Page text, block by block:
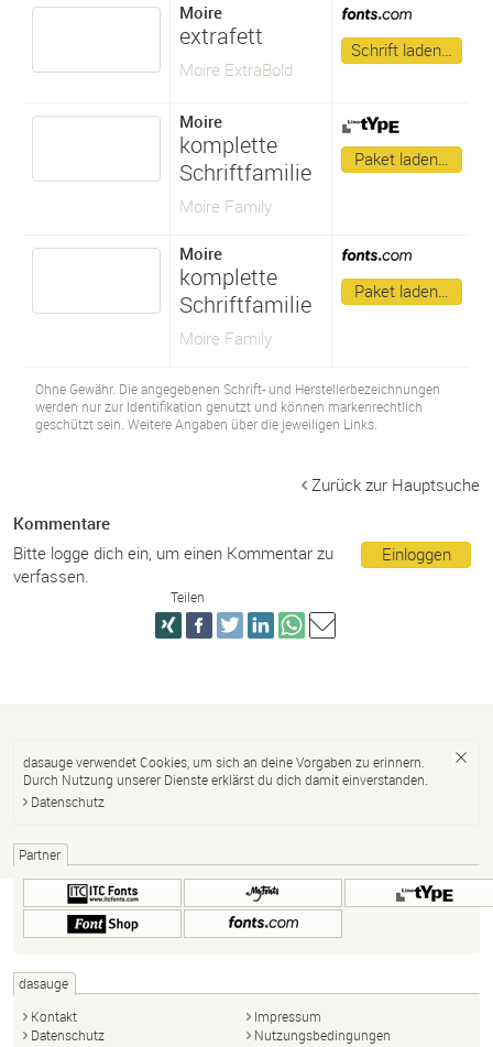
Moire
extrafett
Moire ExtraBold
Schrift laden…
Moire
komplette
Schriftfamilie
Moire Family
Paket laden…
Moire
komplette
Schriftfamilie
Moire Family
Paket laden…
Ohne Gewähr. Die angegebenen Schrift- und Herstellerbezeichnungen
werden nur zur Identifikation genutzt und können markenrechtlich
geschützt sein. Weitere Angaben über die jeweiligen Links.
Zurück zur Hauptsuche
Kommentare
Einloggen
Bitte logge dich ein, um einen Kommentar zu
verfassen.
Teilen
dasauge verwendet Cookies, um sich an deine Vorgaben zu erinnern.
Durch Nutzung unserer Dienste erklärst du dich damit einverstanden.
Datenschutz
Partner
dasauge
Kontakt
Impressum
Datenschutz
Nutzungsbedingungen